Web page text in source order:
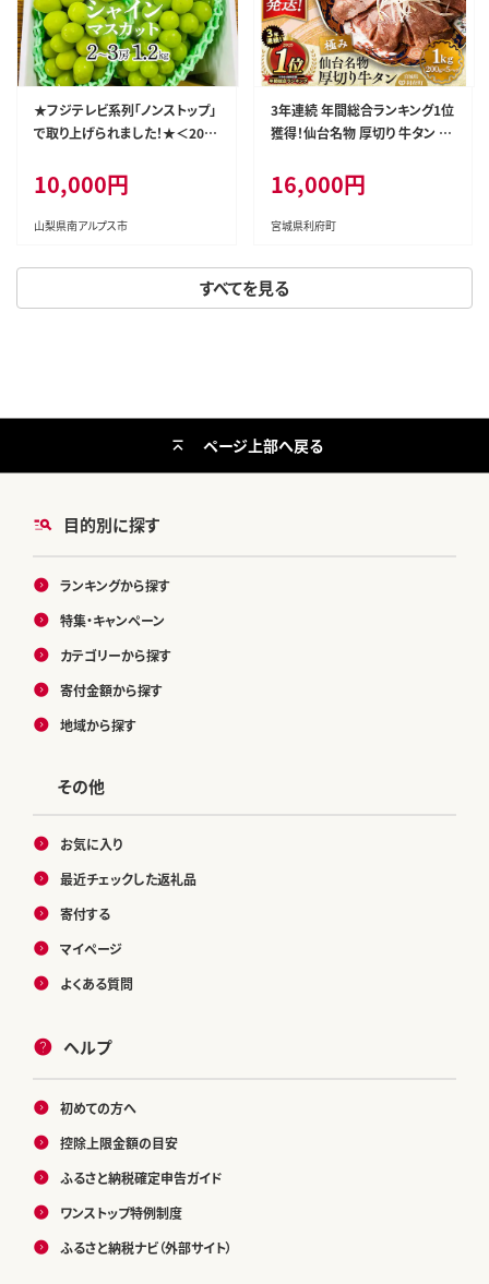
すべてを見る
★フジテレビ系列「ノンストップ」
で取り上げられました！★＜202
市産シャインマスカット1.2kg以
上（2～3房） クール便発送 ALPA
G007
10,000円
山梨県南アルプス市
3年連続 年間総合ランキング1位
獲得！仙台名物 厚切り 牛タン 塩
スライス 塩味 [牛タン タン塩 希
少 部位 タン中 タン元 塩ダレ タ
レ 小分け 仙台 名物 厚切 肉厚
ベキュー BBQ 宮城県 利府町 船
田食品]
16,000円
宮城県利府町
目的別に探す
ランキングから探す
特集・キャンペーン
カテゴリーから探す
寄付金額から探す
地域から探す
その他
お気に入り
最近チェックした返礼品
寄付する
マイページ
よくある質問
ヘルプ
初めての方へ
控除上限金額の目安
ふるさと納税確定申告ガイド
ワンストップ特例制度
ふるさと納税ナビ（外部サイト）
ページ上部へ戻る